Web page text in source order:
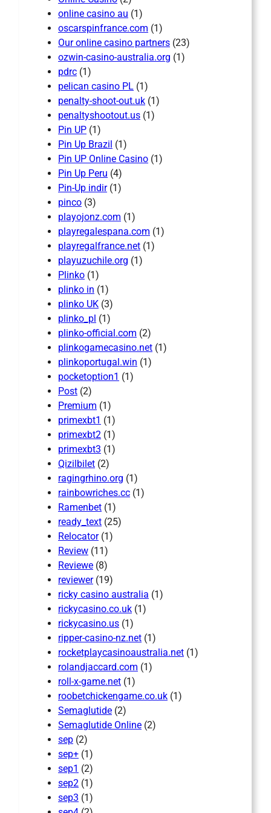
online casino au (1)
oscarspinfrance.com (1)
Our online casino partners (23)
ozwin-casino-australia.org (1)
pdrc (1)
pelican casino PL (1)
penalty-shoot-out.uk (1)
penaltyshootout.us (1)
Pin UP (1)
Pin Up Brazil (1)
Pin UP Online Casino (1)
Pin Up Peru (4)
Pin-Up indir(1)
pinco (3)
playojonz.com (1)
playregalespana.com (1)
playregalfrance.net (1)
playuzuchile.org (1)
Plinko (1)
plinko in (1)
plinko UK (3)
plinko_pl (1)
plinko-official.com (2)
plinkogamecasino.net (1)
plinkoportugal.win (1)
pocketoption1 (1)
Post (2)
Premium (1)
primexbt1 (1)
primexbt2 (1)
primexbt3 (1)
Qizilbilet (2)
ragingrhino.org (1)
rainbowriches.cc (1)
Ramenbet (1)
ready_text (25)
Relocator(1)
Review (11)
Reviewe (8)
reviewer(19)
ricky casino australia (1)
rickycasino.co.uk (1)
rickycasino.us (1)
ripper-casino-nz.net (1)
rocketplaycasinoaustralia.net (1)
rolandjaccard.com (1)
roll-x-game.net (1)
roobetchickengame.co.uk (1)
Semaglutide (2)
Semaglutide Online (2)
sep (2)
sep+ (1)
sep1 (2)
sep2 (1)
sep3 (1)